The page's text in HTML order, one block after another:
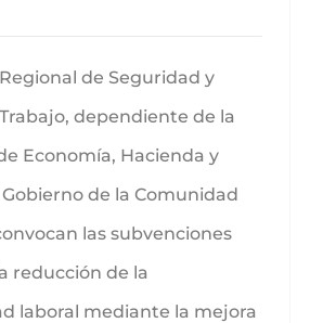
de Seguridad y
dependiente de la
Economía, Hacienda y
de la Comunidad
las subvenciones
reducción de la
laboral mediante la mejora